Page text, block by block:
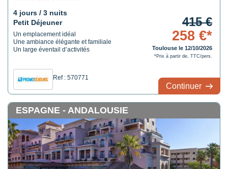
4 jours / 3 nuits
Petit Déjeuner
Un emplacement idéal
Une ambiance élégante et familiale
Un large éventail d’activités
Ref : 570771
415 €
258 €*
Toulouse le 12/10/2026
*Prix à partir de, TTC/pers.
Continuer
ESPAGNE - ANDALOUSIE